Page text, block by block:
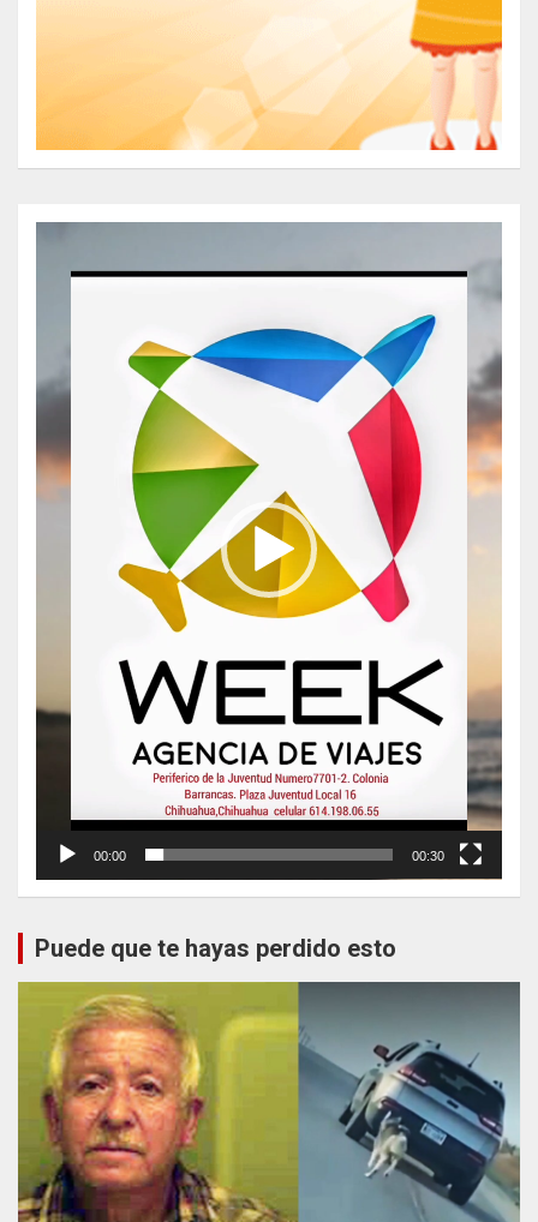
vídeo
00:00 00:30
Puede que te hayas perdido esto